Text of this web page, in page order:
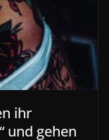
ihr
und gehen